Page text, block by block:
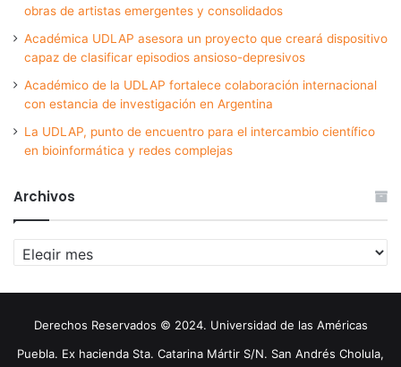
obras de artistas emergentes y consolidados
Académica UDLAP asesora un proyecto que creará dispositivo
capaz de clasificar episodios ansioso-depresivos
Académico de la UDLAP fortalece colaboración internacional
con estancia de investigación en Argentina
La UDLAP, punto de encuentro para el intercambio científico
en bioinformática y redes complejas
Archivos
Archivos
Derechos Reservados © 2024. Universidad de las Américas
Puebla. Ex hacienda Sta. Catarina Mártir S/N. San Andrés Cholula,